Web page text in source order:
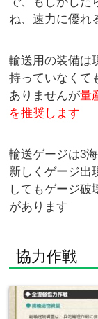
ね、速力に優れ
輸送用の装備は
持っていなくて
ありませんが量
を推奨します
輸送ゲージは3
新しくゲージ出
してもゲージ破
があります
協力作戦